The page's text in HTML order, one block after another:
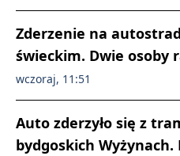
Zderzenie na
świeckim. Dwie osoby
wczoraj, 11:51
Auto zderzyło się z
bydgoskich Wyżynach.